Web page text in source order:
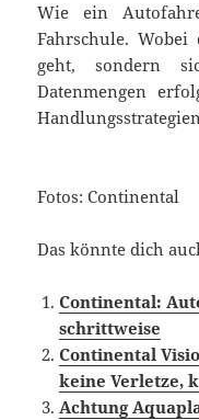
Wie ein
Fahrschule.
geht, sondern
Datenmengen
Fotos: Continental
Das könnte dich
Continental:
schrittweise
Continental
keine Verletze,
Achtung